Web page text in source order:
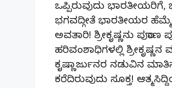
ಒಪ್ಪಿರುವುದು
ಭಗವದ್ಗೀತೆ ಭಾರತೀಯರ
ಅವತಾರಿ! ಶ್ರೀಕೃಷ್ಣನು
ಹರಿವಂಶಾಧಿಗಳಲ್ಲಿ
ಕೃಷ್ಣಾರ್ಜುನರ ನಡುವಿನ
ಕರೆದಿರುವುದು ಸೂಕ್ತ!